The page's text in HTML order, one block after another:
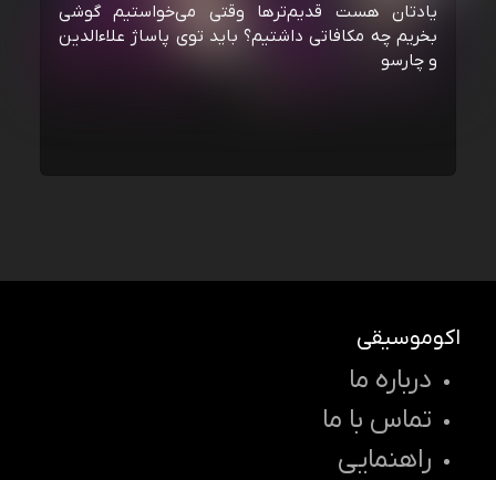
یادتان هست قدیم‌ترها وقتی می‌خواستیم گوشی
بخریم چه مکافاتی داشتیم؟ باید توی پاساژ علاءالدین
و چارسو
اکوموسیقی
درباره ما
تماس با ما
راهنمایی